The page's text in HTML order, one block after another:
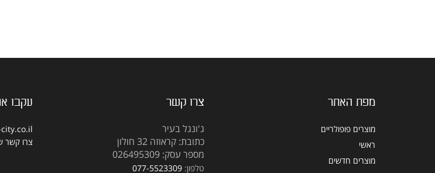
מפת האתר
מוצרים פופולריים
ראשי
מוצרים חדשים
צרו קשר
ג'ונגל בעיר
כתובת: קראוזה 32 חולון
מספר עסק: 026495309
טלפון: 077-5523309
עקבו
צרו קשר